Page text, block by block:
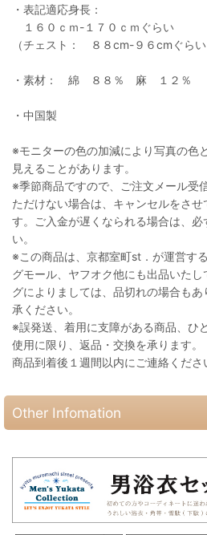
・表記適応身長：
１６０ｃｍ-１７０ｃｍぐらい
（チェスト： ８８cm-９６cmぐらい
・素材： 綿 ８８％ 麻 １２％
・中国製
※モニターの色の加減により写真の色
見えることがあります。
※季節商品ですので、ご注文メール受
ただけない場合は、キャンセルをさせ
す。ご入金が遅くなられる場合は、必
い。
※この商品は、京都室町st．が運営す
グモール、ヤフオク他にも出品いた
グによりましては、品切れの場合も
承ください。
※誤発送、着用に支障がある商品、ひ
使用に限り、返品・交換を承ります。
商品到着後１週間以内にご連絡くださ
Other Infomation